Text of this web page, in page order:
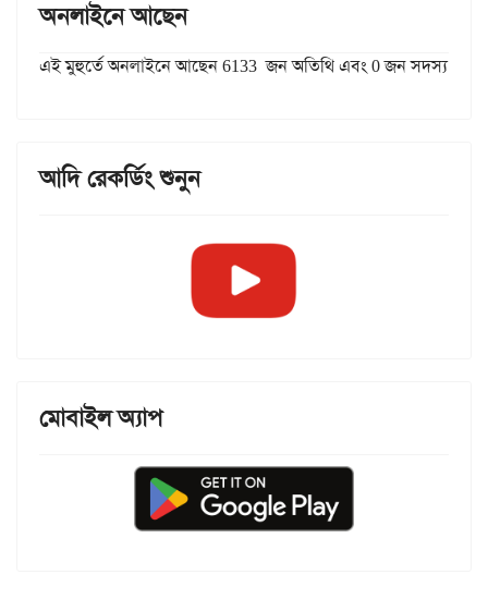
অনলাইনে আছেন
এই মুহুর্তে অনলাইনে আছেন 6133 জন অতিথি এবং 0 জন সদস্য
আদি রেকর্ডিং শুনুন
মোবাইল অ্যাপ